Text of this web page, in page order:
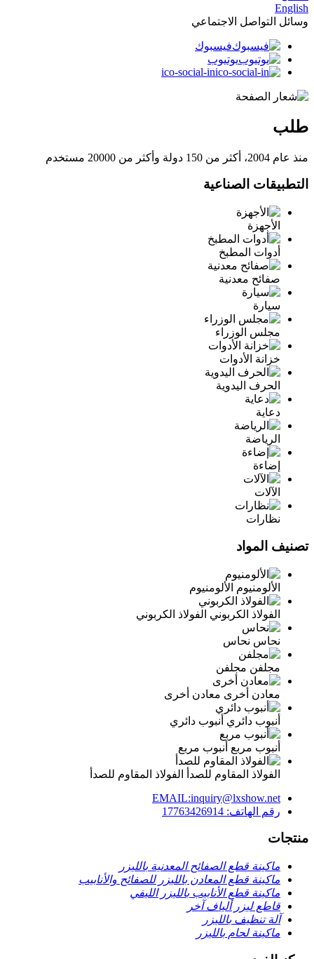
English
وسائل التواصل الاجتماعي
فيسبوك
يوتيوب
ico-social-in
طلب
منذ عام 2004، أكثر من 150 دولة وأكثر من 20000 مستخدم
التطبيقات الصناعية
الأجهزة
أدوات المطبخ
صفائح معدنية
سيارة
مجلس الوزراء
خزانة الأدوات
الحرف اليدوية
دعاية
الرياضة
إضاءة
الآلات
نظارات
تصنيف المواد
الألومنيوم الألومنيوم
الفولاذ الكربوني الفولاذ الكربوني
نحاس نحاس
مجلفن مجلفن
معادن أخرى معادن أخرى
أنبوب دائري أنبوب دائري
أنبوب مربع أنبوب مربع
الفولاذ المقاوم للصدأ
الفولاذ المقاوم للصدأ
EMAIL:inquiry@lxshow.net
رقم الهاتف: 17763426914
منتجات
ماكينة قطع الصفائح المعدنية بالليزر
ماكينة قطع المعادن بالليزر للصفائح والأنابيب
ماكينة قطع الأنابيب بالليزر الليفي
قاطع ليزر ألياف آخر
آلة تنظيف بالليزر
ماكينة لحام بالليزر